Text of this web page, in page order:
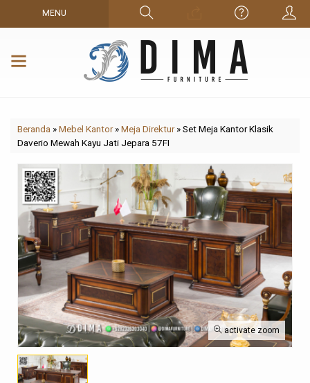
MENU
Beranda »Mebel Kantor»Meja Direktur»Set Meja Kantor Klasik
Daverio Mewah Kayu Jati Jepara 57FI
activate zoom